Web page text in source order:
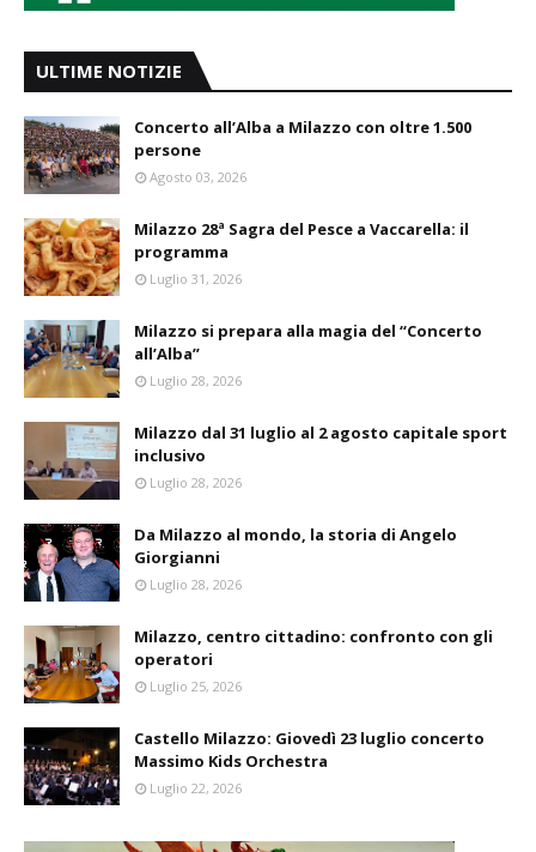
ULTIME NOTIZIE
Concerto all’Alba a Milazzo con oltre 1.500
persone
Agosto 03, 2026
Milazzo 28ª Sagra del Pesce a Vaccarella: il
programma
Luglio 31, 2026
Milazzo si prepara alla magia del “Concerto
all’Alba”
Luglio 28, 2026
Milazzo dal 31 luglio al 2 agosto capitale sport
inclusivo
Luglio 28, 2026
Da Milazzo al mondo, la storia di Angelo
Giorgianni
Luglio 28, 2026
Milazzo, centro cittadino: confronto con gli
operatori
Luglio 25, 2026
Castello Milazzo: Giovedì 23 luglio concerto
Massimo Kids Orchestra
Luglio 22, 2026